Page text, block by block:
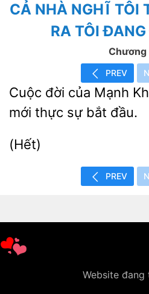
CẢ NHÀ NGHĨ TÔI
RA TÔI
Chương
PREV
Cuộc đời của Mạnh
mới
sự
(Hết)
PREV
Website